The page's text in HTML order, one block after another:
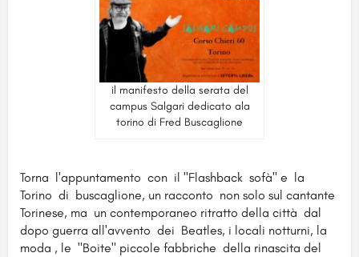
il manifesto della serata del
campus Salgari dedicato ala
torino di Fred Buscaglione
Torna l'appuntamento con il "Flashback sofà" e la
Torino di buscaglione, un racconto non solo sul cantante
Torinese, ma un contemporaneo ritratto della città dal
dopo guerra all'avvento dei Beatles, i locali notturni, la
moda , le "Boite" piccole fabbriche della rinascita del